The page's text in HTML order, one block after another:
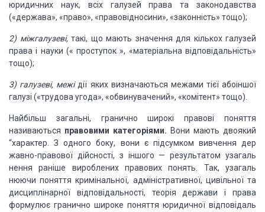
юридичних наук, всіх галузей права та законодавства
(«держава», «право», «правовідносини», «законність» тощо);
2) міжгалузеві, такі, що мають значення для кількох галузей
права і науки (« проступок », «матеріальна відповідальність»
тощо);
3) галузеві, межі дії яких визначаються межами тієї абоіншої
галузі («трудова угода», «обвинувачений», «комі­тент» тощо).
Найбільш загальні, гранично широкі правові поняття
називаються правовими категоріями. Вони мають двоякий
“характер.
З одного боку, вони є підсумком вивчення дер­
жавно-правової дійсності, з іншого —результатом узагаль­
нення раніше вироблених правових понять. Так, узагаль­
нюючи поняття кримінальної, адміністративної, цивільноїта
дисциплінарної відповідальності, теорія держави і права
формулює гранично широке поняття юридичної відповідаль­